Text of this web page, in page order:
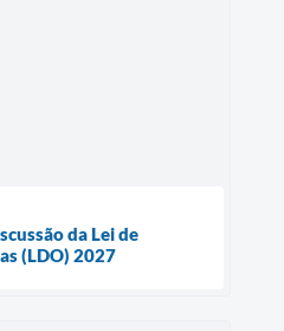
da Lei de
(LDO) 2027